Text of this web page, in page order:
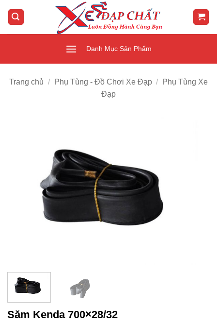
qua
Danh Mục Sản Phẩm
Trang chủ / Phụ Tùng - Đồ Chơi Xe Đạp /
Phụ Tùng Xe
Đạp
Săm Kenda 700×28/32